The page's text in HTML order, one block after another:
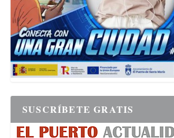
SUSCRÍBETE GRATIS